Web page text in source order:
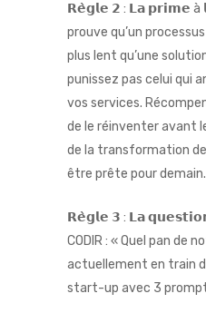
𝗥𝗲̀𝗴𝗹𝗲 𝟮 : 𝗟𝗮 𝗽𝗿𝗶𝗺𝗲 à
prouve qu’un
plus lent qu’une
punissez pas celui qui
vos services.
de le réinventer avant
de la transformation
être prête pour demain.
𝗥𝗲̀𝗴𝗹𝗲 𝟯 : 𝗟𝗮
CODIR : « Quel pan de
actuellement en train
start-up avec 3